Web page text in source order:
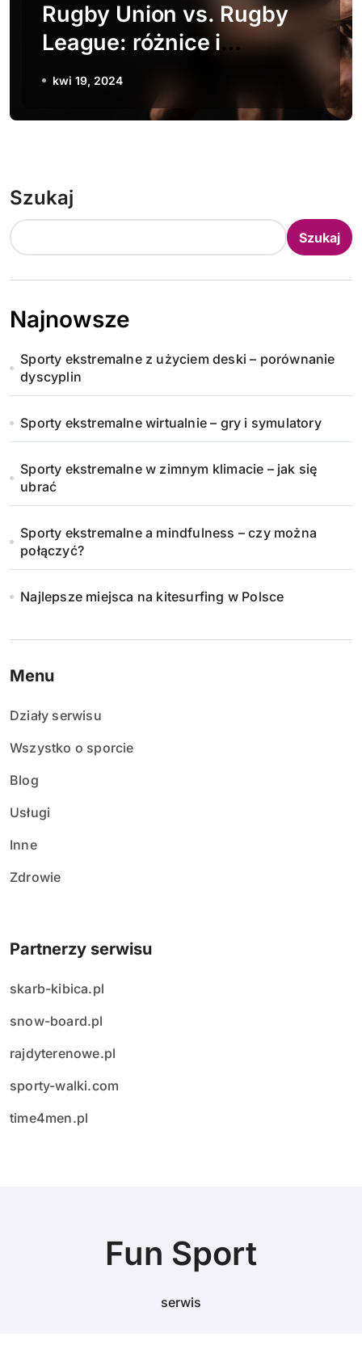
Rugby Union vs. Rugby
League: różnice i
podobieństwa
kwi 19, 2024
Szukaj
Szukaj
Najnowsze
Sporty ekstremalne z użyciem deski – porównanie
dyscyplin
Sporty ekstremalne wirtualnie – gry i symulatory
Sporty ekstremalne w zimnym klimacie – jak się
ubrać
Sporty ekstremalne a mindfulness – czy można
połączyć?
Najlepsze miejsca na kitesurfing w Polsce
Menu
Działy serwisu
Wszystko o sporcie
Blog
Usługi
Inne
Zdrowie
Partnerzy serwisu
skarb-kibica.pl
snow-board.pl
rajdyterenowe.pl
sporty-walki.com
time4men.pl
Fun Sport
serwis